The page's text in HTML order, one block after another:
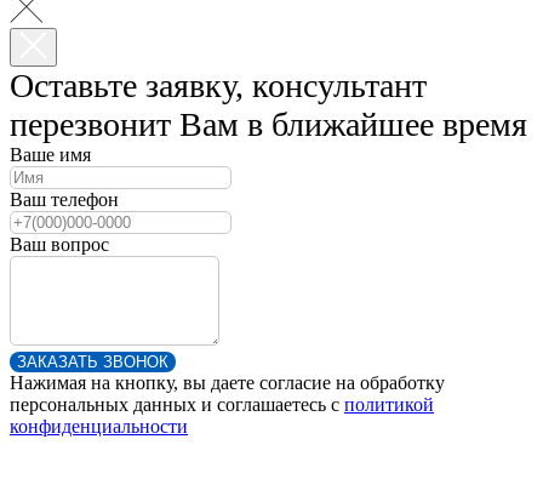
Оставьте заявку, консультант
перезвонит Вам в ближайшее время
Ваше имя
Ваш телефон
Ваш вопрос
ЗАКАЗАТЬ ЗВОНОК
Нажимая на кнопку, вы даете согласие на обработку
персональных данных и соглашаетесь c политикой
конфиденциальности